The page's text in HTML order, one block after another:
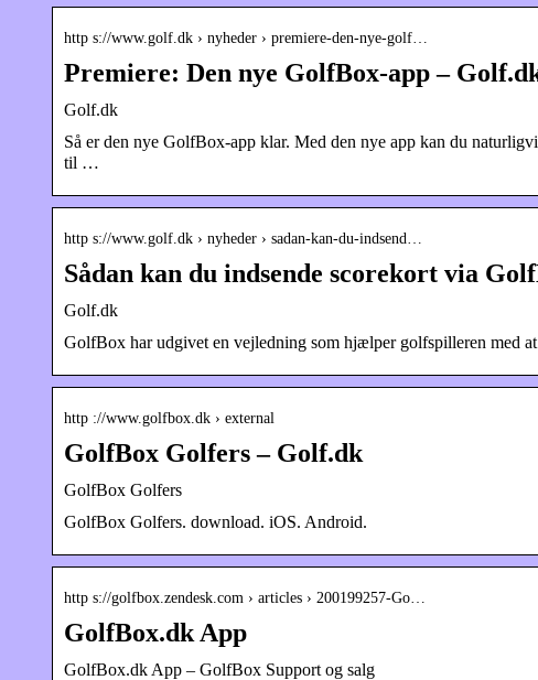
http s://www.golf.dk › nyheder › premiere-den-nye-golf…
Premiere: Den nye GolfBox-app –
Golf.dk
Så er den nye GolfBox-app klar. Med den nye app kan du
til …
http s://www.golf.dk › nyheder › sadan-kan-du-indsend…
Sådan kan du indsende scorekort via
Golf.dk
GolfBox har udgivet en vejledning som hjælper golfspilleren med
http ://www.golfbox.dk › external
GolfBox Golfers – Golf.dk
GolfBox Golfers
GolfBox Golfers. download. iOS. Android.
http s://golfbox.zendesk.com › articles › 200199257-Go…
GolfBox.dk App
GolfBox.dk App – GolfBox Support og salg